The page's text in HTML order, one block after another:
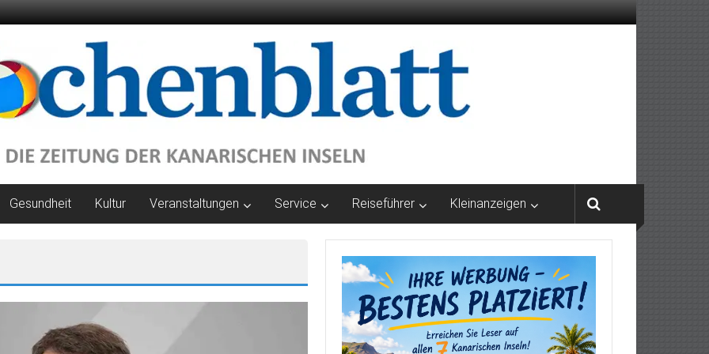
Gesundheit Kultur Veranstaltungen Service Reiseführer Kleinanzeigen